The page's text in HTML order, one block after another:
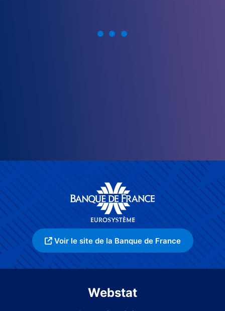
Voir le site de la Banque de France
Webstat